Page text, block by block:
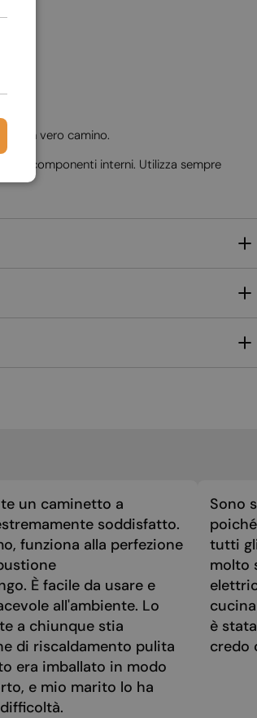
di un vero camino.
i componenti interni. Utilizza sempre
un caminetto a
soddisfatto.
funziona alla perfezione
È facile da usare e
all'ambiente. Lo
a chiunque stia
di riscaldamento pulita
era imballato in modo
e mio marito lo ha
Sono
tutti
molto
è
credo